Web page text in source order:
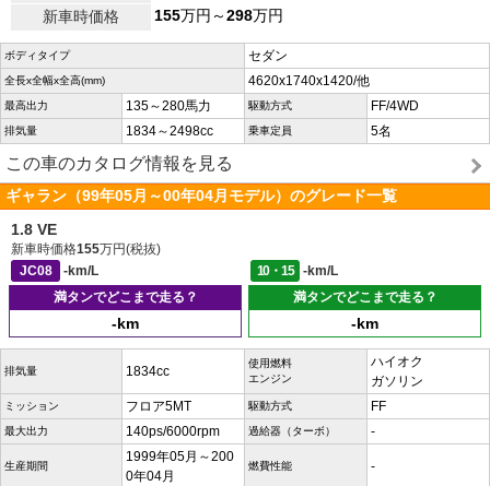
新車時価格
155万円～298万円
ボディタイプ セダン
全長x全幅x全高(mm) 4620x1740x1420/他
最高出力 135～280馬力 駆動方式 FF/4WD
排気量 1834～2498cc 乗車定員 5名
この車のカタログ情報を見る
ギャラン（99年05月～00年04月モデル）のグレード一覧
1.8 VE
新車時価格155万円(税抜)
JC08
-km/L 10・15
-km/L
満タンでどこまで走る？
-km
満タンでどこまで走る？
-km
排気量 1834cc
使用燃料
エンジン
ハイオク
ガソリン
ミッション フロア5MT 駆動方式 FF
最大出力 140ps/6000rpm 過給器（ターボ） -
生産期間
1999年05月～200
0年04月
燃費性能 -